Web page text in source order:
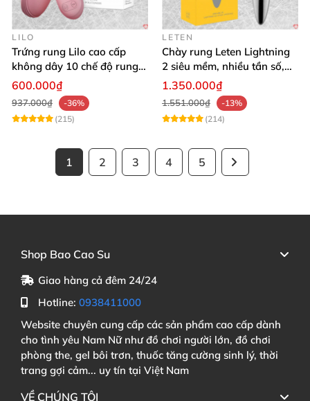
LILO
Trứng rung Lilo cao cấp
không dây 10 chế độ rung
điều khiển USB
600.000₫
937.000₫
-36%
(215)
LETEN
Chày rung Leten Lightning
2 siêu mềm, nhiều tần số,
phát nhiệt kích thích
1.350.000₫
1.551.000₫
-13%
(214)
1 2 3 4 5
Shop Bao Cao Su
Giao hàng cả đêm 24/24
Hotline: 0938411000
Website chuyên cung cấp các sản phẩm cao cấp dành
cho tình yêu Nam Nữ như đồ chơi người lớn, đồ chơi
phòng the, gel bôi trơn, thuốc tăng cường sinh lý, thời
trang gợi cảm... uy tín tại Việt Nam
VỀ CHÚNG TÔI